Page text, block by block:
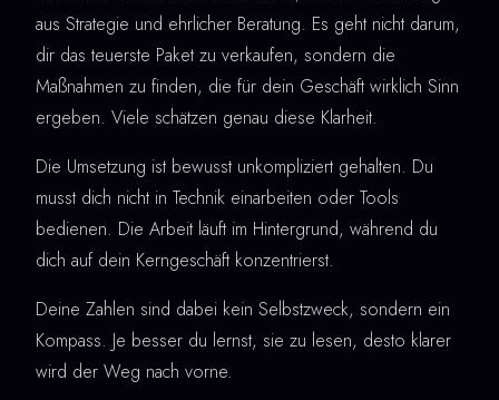
aus Strategie und ehrlicher Beratung. Es geht nicht darum,
dir das teuerste Paket zu verkaufen, sondern die
Maßnahmen zu finden, die für dein Geschäft wirklich Sinn
ergeben. Viele schätzen genau diese Klarheit.
Die Umsetzung ist bewusst unkompliziert gehalten. Du
musst dich nicht in Technik einarbeiten oder Tools
bedienen. Die Arbeit läuft im Hintergrund, während du
dich auf dein Kerngeschäft konzentrierst.
Deine Zahlen sind dabei kein Selbstzweck, sondern ein
Kompass. Je besser du lernst, sie zu lesen, desto klarer
wird der Weg nach vorne.